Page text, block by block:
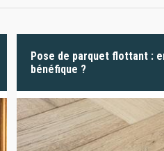
Pose de parquet flottant :
bénéfique ?